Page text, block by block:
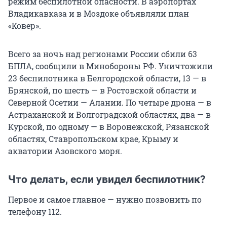
Владикавказа и в Моздоке объявляли план
«Ковер».
Всего за ночь над регионами России сбили 63
БПЛА, сообщили в Минобороны РФ. Уничтожили
23 беспилотника в Белгородской области, 13 — в
Брянской, по шесть — в Ростовской области и
Северной Осетии — Алании. По четыре дрона — в
Астраханской и Волгоградской областях, два — в
Курской, по одному — в Воронежской, Рязанской
областях, Ставропольском крае, Крыму и
акватории Азовского моря.
Что делать, если увидел беспилотник?
Первое и самое главное — нужно позвонить по
телефону 112.